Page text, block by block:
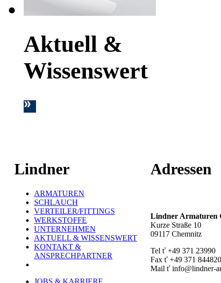
Aktuell &
Wissenswert
Lindner
ARMATUREN
SCHLAUCH
VERTEILER/FITTINGS
WERKSTOFFE
UNTERNEHMEN
AKTUELL & WISSENSWERT
KONTAKT &
ANSPRECHPARTNER
JOBS & KARRIERE
Adressen
Lindner Armaturen
Kurze Straße 10
09117 Chemnitz
Tel ť +49 371 23990
Fax ť +49 371
Mail ť info@lindner-